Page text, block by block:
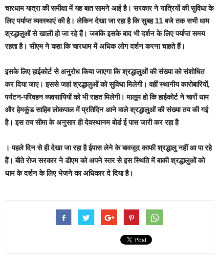
चारधाम यात्रा की समीक्षा में यह बात सामने आई है। सरकार ने यात्रियों की सुविधा के
लिए पर्याप्त व्यवस्थाएं की है। लेकिन देखा जा रहा है कि सुबह 11 बजे तक सभी धाम
श्रद्धालुओं से खाली हो जा रहे हैं। जबकि इसके बाद भी दर्शन के लिए पर्याप्त समय
रहता है। सीएम ने कहा कि चारधाम में अधिक लोग दर्शन करना चाहते हैं।
इसके लिए हाईकोर्ट से अनुरोध किया जाएगा कि श्रद्धालुओं की संख्या को संशोधित
कर दिया जाए। इससे जहां श्रद्धालुओं को सुविधा मिलेगी। वहीं स्थानीय कारोबारियों,
पर्यटन-परिवहन व्यवसायियों को भी राहत मिलेगी। मालूम हो कि हाईकोर्ट ने चारों धाम
और हेमकुंड साहिब लोकपाल में प्रतिदिन आने वाले श्रद्धालुओं की संख्या तय की गई
है। इस तय सीमा के अनुसार ही देवस्थानम बोर्ड ई पास जारी कर रहा है
। पहले दिन से ही देखा जा रहा है ईपास लेने के बावजूद काफी श्रद्धालु नहीं आ पा रहे
हैं। बीते रोज सरकार ने डीएम को अपने स्तर से इस स्थिति में बाकी श्रद्धालुओं को
धाम के दर्शन के लिए भेजने का अधिकार दे दिया है।